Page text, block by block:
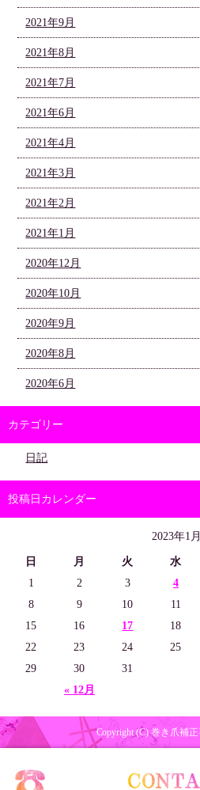
2021年9月
2021年8月
2021年7月
2021年6月
2021年4月
2021年3月
2021年2月
2021年1月
2020年12月
2020年10月
2020年9月
2020年8月
2020年6月
カテゴリー
日記
投稿日カレンダー
2023年1月
日 月 火 水
« 12月
1 2 3 4
8
9 10 11
15
16 17 18
22
23 24 25
29
30 31
Copyright (C) 巻き爪補